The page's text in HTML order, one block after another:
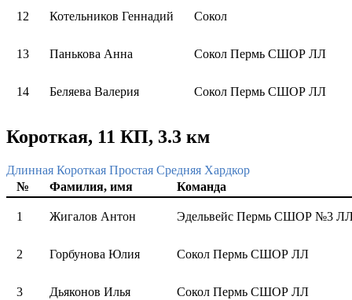
12 Котельников Геннадий Сокол
13 Панькова Анна Сокол Пермь СШОР ЛЛ
14 Беляева Валерия Сокол Пермь СШОР ЛЛ
Короткая, 11 КП, 3.3 км
Длинная Короткая Простая Средняя Хардкор
№
Фамилия, имя Команда
1 Жигалов Антон Эдельвейс Пермь СШОР №3
2 Горбунова Юлия Сокол Пермь СШОР ЛЛ
3 Дьяконов Илья Сокол Пермь СШОР ЛЛ